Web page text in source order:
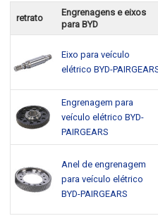
retrato
Engrenagens e eixos
para BYD
Eixo para veículo
elétrico BYD-
Engrenagem para
veículo elétrico BYD-
PAIRGEARS
Anel de engrenagem
para veículo elétrico
BYD-PAIRGEARS